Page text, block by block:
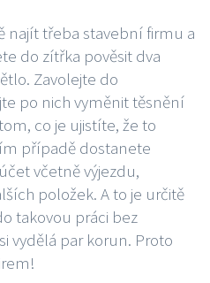
najít třeba stavební firmu a
do zítřka pověsit dva
Zavolejte do
po nich vyměnit těsnění
co je ujistíte, že to
případě dostanete
včetně výjezdu,
položek. A to je určitě
takovou práci bez
vydělá par korun. Proto